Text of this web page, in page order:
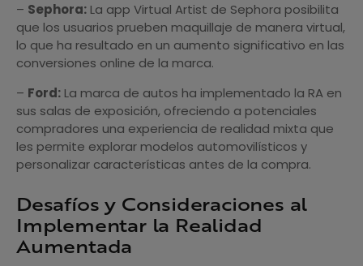
– Sephora: La app Virtual Artist de Sephora posibilita
que los usuarios prueben maquillaje de manera virtual,
lo que ha resultado en un aumento significativo en las
conversiones online de la marca.
– Ford: La marca de autos ha implementado la RA en
sus salas de exposición, ofreciendo a potenciales
compradores una experiencia de realidad mixta que
les permite explorar modelos automovilísticos y
personalizar características antes de la compra.
Desafíos y Consideraciones al
Implementar la Realidad
Aumentada